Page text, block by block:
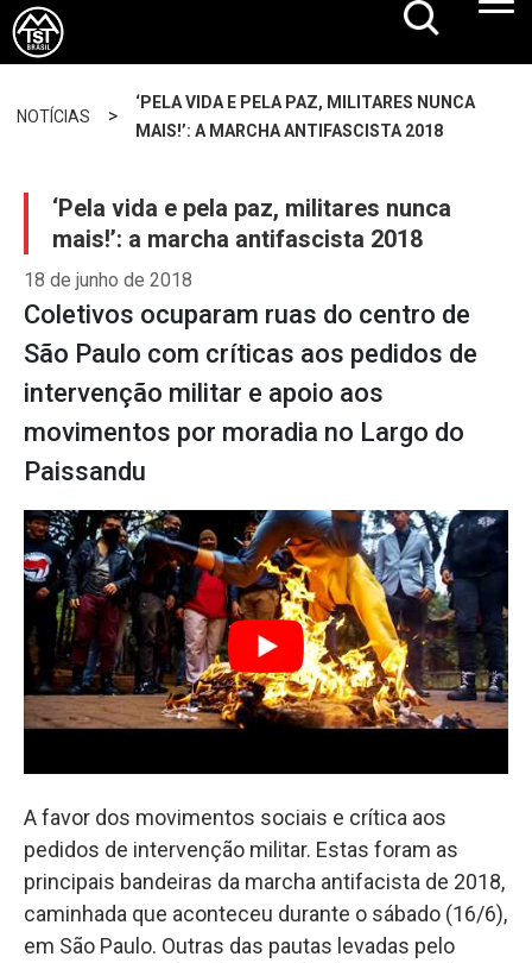
NOTÍCIAS >
‘PELA VIDA E PELA PAZ, MILITARES NUNCA
MAIS!’: A MARCHA ANTIFASCISTA 2018
‘Pela vida e pela paz, militares nunca
mais!’: a marcha antifascista 2018
18 de junho de 2018
Coletivos ocuparam ruas do centro de
São Paulo com críticas aos pedidos de
intervenção militar e apoio aos
movimentos por moradia no Largo do
Paissandu
A favor dos movimentos sociais e crítica aos
pedidos de intervenção militar. Estas foram as
principais bandeiras da marcha antifacista de 2018,
caminhada que aconteceu durante o sábado (16/6),
em São Paulo. Outras das pautas levadas pelo